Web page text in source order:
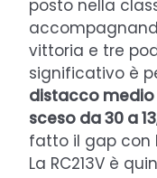
posto nella
vittoria e tre
significativo è
distacco medio
sceso da 30 a
fatto il gap con
La RC213V è